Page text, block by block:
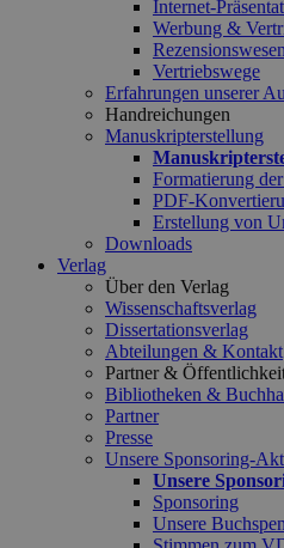
Internet-
Werbung &
Rezensionswesen
Vertriebswege
Erfahrungen unserer
Handreichungen
Manuskripterstellung
Formatierung
PDF-
Erstellung von
Downloads
Verlag
Über den Verlag
Wissenschaftsverlag
Dissertationsverlag
Abteilungen & Kontakt
Partner &
Bibliotheken &
Partner
Presse
Unsere Sponsoring-
Unsere
Sponsoring
Unsere